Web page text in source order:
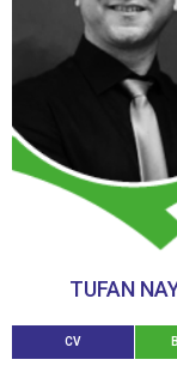
TUFAN
CV